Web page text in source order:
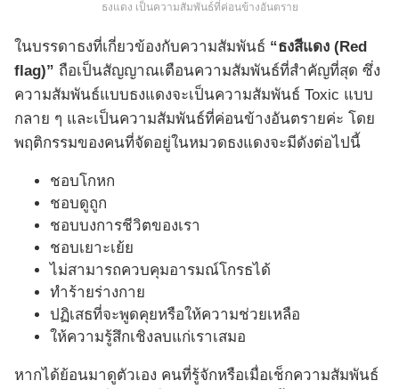
ธงแดง เป็นความสัมพันธ์ที่ค่อนข้างอันตราย
ในบรรดาธงที่เกี่ยวข้องกับความสัมพันธ์ “ธงสีแดง (Red
flag)” ถือเป็นสัญญาณเตือนความสัมพันธ์ที่สำคัญที่สุด ซึ่ง
ความสัมพันธ์แบบธงแดงจะเป็นความสัมพันธ์ Toxic แบบ
กลาย ๆ และเป็นความสัมพันธ์ที่ค่อนข้างอันตรายค่ะ โดย
พฤติกรรมของคนที่จัดอยู่ในหมวดธงแดงจะมีดังต่อไปนี้
ชอบโกหก
ชอบดูถูก
ชอบบงการชีวิตของเรา
ชอบเยาะเย้ย
ไม่สามารถควบคุมอารมณ์โกรธได้
ทำร้ายร่างกาย
ปฏิเสธที่จะพูดคุยหรือให้ความช่วยเหลือ
ให้ความรู้สึกเชิงลบแก่เราเสมอ
หากได้ย้อนมาดูตัวเอง คนที่รู้จักหรือเมื่อเช็กความสัมพันธ์